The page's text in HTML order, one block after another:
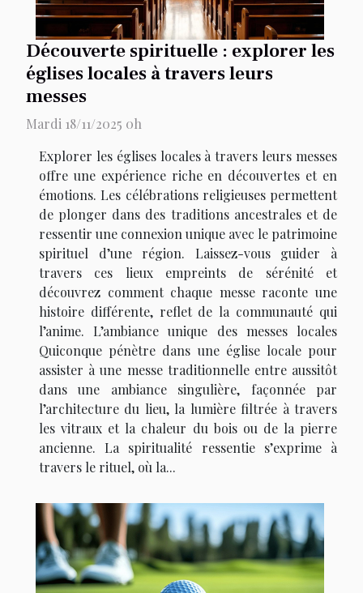
Découverte spirituelle : explorer les
églises locales à travers leurs
messes
Mardi 18/11/2025 0h
Explorer les églises locales à travers leurs messes
offre une expérience riche en découvertes et en
émotions. Les célébrations religieuses permettent
de plonger dans des traditions ancestrales et de
ressentir une connexion unique avec le patrimoine
spirituel d’une région. Laissez-vous guider à
travers ces lieux empreints de sérénité et
découvrez comment chaque messe raconte une
histoire différente, reflet de la communauté qui
l’anime. L’ambiance unique des messes locales
Quiconque pénètre dans une église locale pour
assister à une messe traditionnelle entre aussitôt
dans une ambiance singulière, façonnée par
l’architecture du lieu, la lumière filtrée à travers
les vitraux et la chaleur du bois ou de la pierre
ancienne. La spiritualité ressentie s’exprime à
travers le rituel, où la...